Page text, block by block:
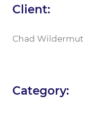
Client:
Chad Wildermut
Category: